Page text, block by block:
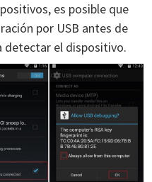
es posible que
por USB antes de
detectar el dispositivo.